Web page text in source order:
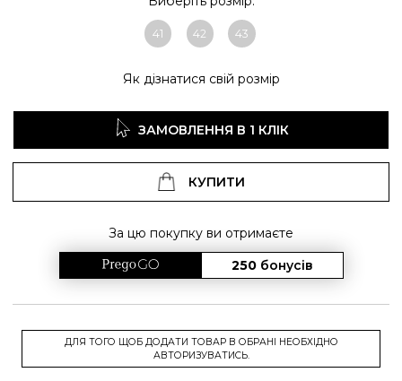
41 42 43
Як дізнатися свій розмір
ЗАМОВЛЕННЯ В 1 КЛІК
КУПИТИ
За цю покупку ви отримаєте
250 бонусів
ДЛЯ ТОГО ЩОБ ДОДАТИ ТОВАР В ОБРАНІ НЕОБХІДНО
АВТОРИЗУВАТИСЬ.